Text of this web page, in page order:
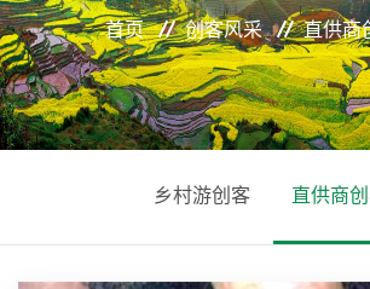
创客风采
导师团队
首页 创客风采 直供商
乡村游创客 直供商